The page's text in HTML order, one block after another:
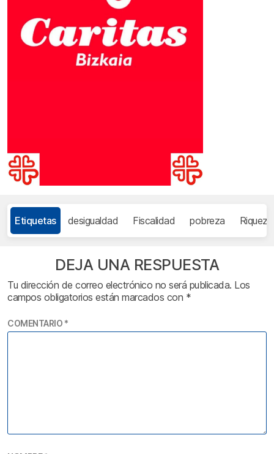
Etiquetas desigualdad Fiscalidad pobreza Riqueza
DEJA UNA RESPUESTA
Tu dirección de correo electrónico no será publicada. Los
campos obligatorios están marcados con *
COMENTARIO *